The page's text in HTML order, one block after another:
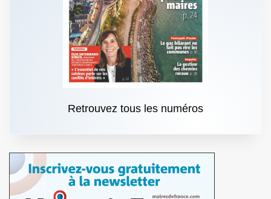
Retrouvez tous les numéros